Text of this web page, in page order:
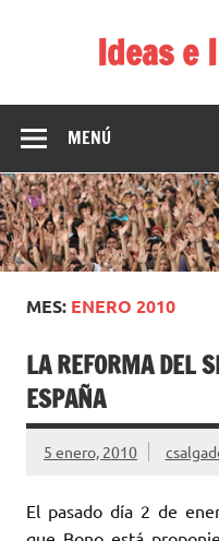
Ideas e
MENÚ
MES: ENERO 2010
LA REFORMA DEL
ESPAÑA
5 enero, 2010
El pasado día 2 de